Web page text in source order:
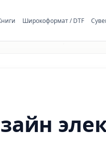
Широкоформат / DTF